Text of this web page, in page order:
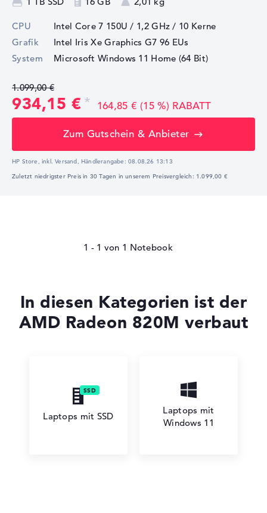
CPU Intel Core 7 150U / 1,2 GHz / 10 Kerne
Grafik
Intel Iris Xe Graphics G7 96 EUs
System
Microsoft Windows 11 Home (64 Bit)
1.099,00 €
934,15 € 164,85 € (15 %) RABATT
Zum Gutschein & Anbieter
HP Store, inkl. Versand, Händlerangabe:08.08.26 13:13
Zuletzt niedrigster Preis in 30 Tagen in unserem Preisvergleich: 1.099,00 €
1 - 1 von 1
In diesen Kategorien ist der
AMD Radeon 820M verbaut
Laptops mit SSD
Laptops mit
Windows 11